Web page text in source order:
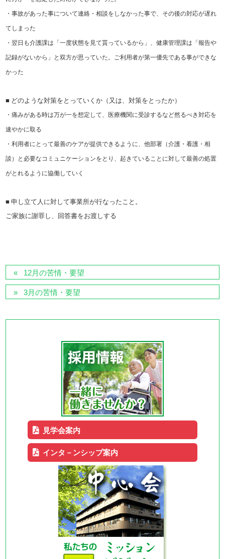
・事故があった事について連絡・相談をしなかった事で、その後の対応が遅れ
てしまった
・翌日も介護課は「一度状態を見て貰っているから」、健康管理課は「報告や
記録がないから」と双方が思っていた。ご利用者が第一優先である事ができな
かった
■ どのような対策をとっていくか（又は、対策をとったか）
・痛みがある時は万が一を想定して、医療機関に受診するなど然るべき対応を
速やかに取る
・利用者にとって最善のケアが提供できるように、他部署（介護・看護・相
談）と必要なコミュニケーションをとり、起きていることに対して最善の処置
がとれるように協働していく
■ 申し立て人に対して事業所が行なったこと。
ご家族に謝罪し、回答書をお渡しする
12月の苦情・要望
3月の苦情・要望
見学会案内
インタ－ンシップ案内